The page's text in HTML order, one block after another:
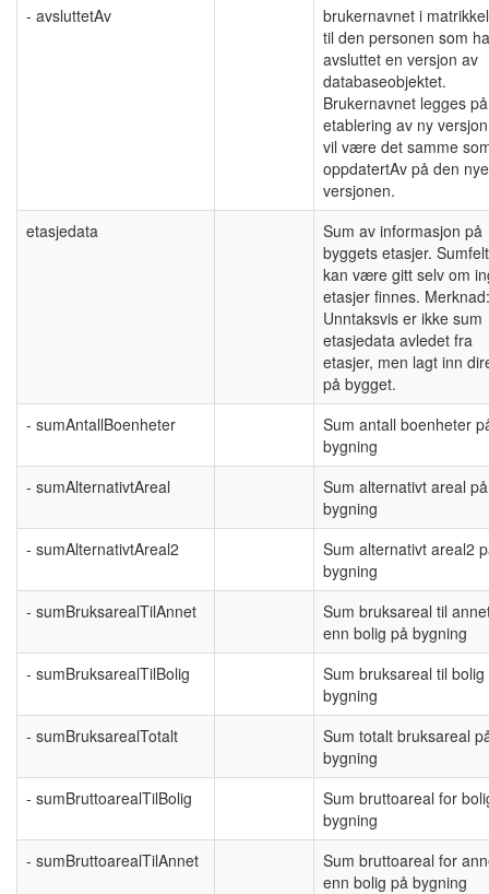
- avsluttetAv
brukernavnet i
til den personen som
avsluttet en versjon av
databaseobjektet.
Brukernavnet legges
etablering av ny
vil være det samme
oppdatertAv på den nye
versjonen.
etasjedata
Sum av informasjon på
byggets etasjer. Sumfelt
kan være gitt selv om
etasjer finnes. Merknad:
Unntaksvis er ikke sum
etasjedata avledet fra
etasjer, men lagt inn
på bygget.
- sumAntallBoenheter
Sum antall boenheter
bygning
- sumAlternativtAreal
Sum alternativt areal på
bygning
- sumAlternativtAreal2
Sum alternativt areal2
bygning
- sumBruksarealTilAnnet
Sum bruksareal til
enn bolig på bygning
- sumBruksarealTilBolig
Sum bruksareal til bolig
bygning
- sumBruksarealTotalt
Sum totalt bruksareal
bygning
- sumBruttoarealTilBolig
Sum bruttoareal for
bygning
- sumBruttoarealTilAnnet
Sum bruttoareal for
enn bolig på bygning